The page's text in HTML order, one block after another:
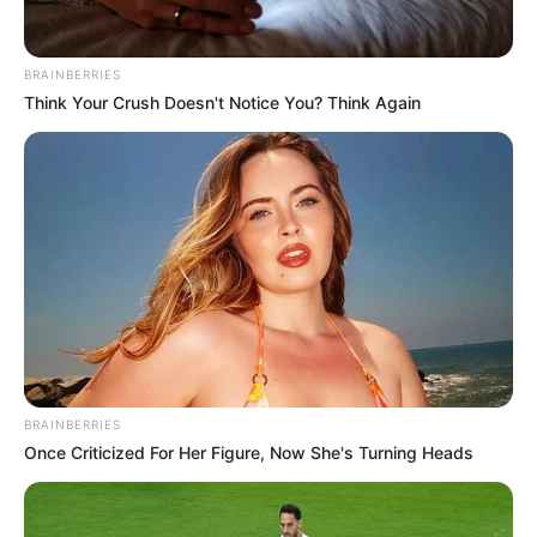
turistas cuando fue impactada por la hélice de una
embarcación
que transitaba por la zona.
LEA TAMBIÉN
Recuerda: el martes 17 y miércoles
18 de marzo se va el agua en
Cartagena; estos son los barrios
que no tendrán el servicio
BRAINBERRIES
Think Your Crush Doesn't Notice You? Think Again
BRAINBERRIES
Once Criticized For Her Figure, Now She's Turning Heads